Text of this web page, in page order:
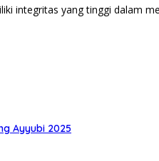
integritas yang tinggi dalam
Ayyubi 2025